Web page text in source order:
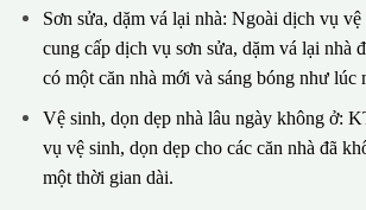
Sơn sửa, dặm vá lại nhà: Ngoài dịch vụ
cung cấp dịch vụ sơn sửa, dặm vá lại nhà
có một căn nhà mới và sáng bóng như lúc
Vệ sinh, dọn dẹp nhà lâu ngày không ở:
vụ vệ sinh, dọn dẹp cho các căn nhà đã
một thời gian dài.